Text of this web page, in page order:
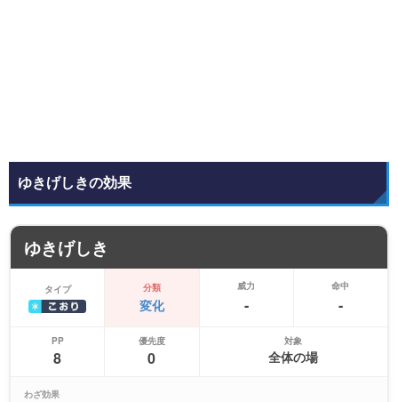
ゆきげしきの効果
ゆきげしき
タイプ 分類
変化
威力
-
命中
-
PP
8
優先度
0
対象
全体の場
わざ効果